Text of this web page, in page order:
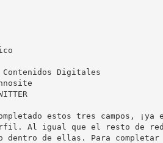
Contenidos Digitales
estos tres campos,
Al igual que el resto de
dentro de ellas. Para